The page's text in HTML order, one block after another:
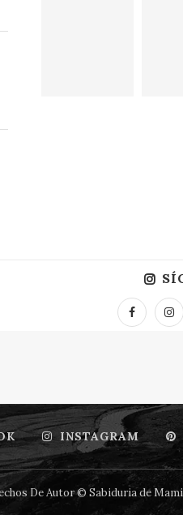
INSTAGRAM
De Autor © Sabiduria de